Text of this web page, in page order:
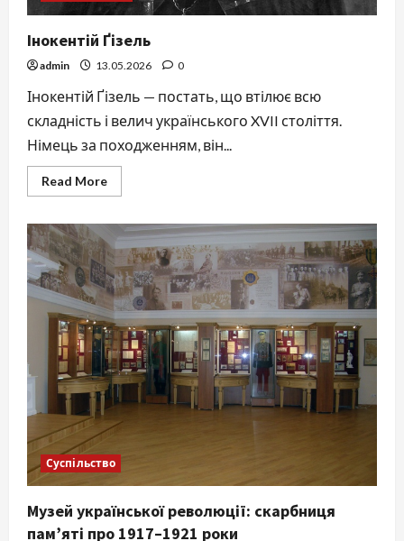
Інокентій Ґізель
admin 13.05.2026 0
Інокентій Ґізель — постать, що втілює всю
складність і велич українського XVII століття.
Німець за походженням, він...
Read MoreRead
more
Ґізель
Суспільство
Музей української революції: скарбниця
пам’яті про 1917–1921 роки